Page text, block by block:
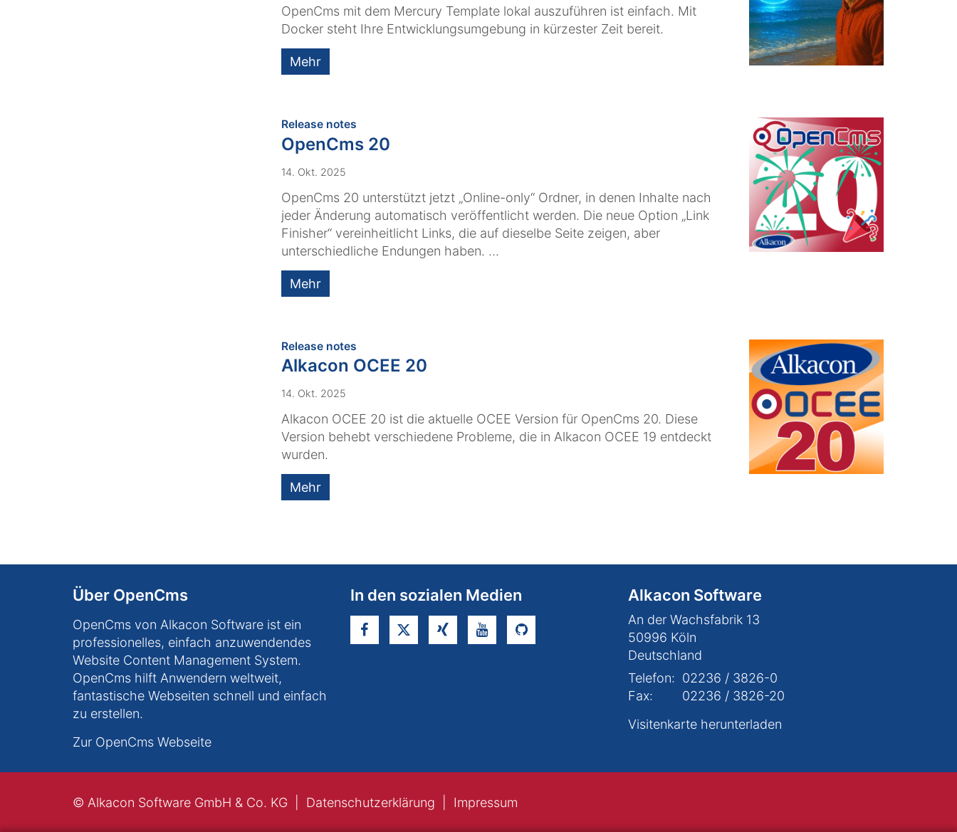
OpenCms mit dem Mercury Template lokal auszuführen ist einfach. Mit
Docker steht Ihre Entwicklungsumgebung in kürzester Zeit bereit.
Mehr
Release notes:
OpenCms 20
14. Okt. 2025
OpenCms 20 unterstützt jetzt „Online-only“ Ordner, in denen Inhalte nach
jeder Änderung automatisch veröffentlicht werden. Die neue Option „Link
Finisher“ vereinheitlicht Links, die auf dieselbe Seite zeigen, aber
unterschiedliche Endungen haben. ...
Mehr
Release notes:
Alkacon OCEE 20
14. Okt. 2025
Alkacon OCEE 20 ist die aktuelle OCEE Version für OpenCms 20. Diese
Version behebt verschiedene Probleme, die in Alkacon OCEE 19 entdeckt
wurden.
Mehr
Über OpenCms
OpenCms von Alkacon Software ist ein
professionelles, einfach anzuwendendes
Website Content Management System.
OpenCms hilft Anwendern weltweit,
fantastische Webseiten schnell und einfach
zu erstellen.
Zur OpenCms Webseite
In den sozialen Medien Alkacon Software
An der Wachsfabrik 13
50996 Köln
Deutschland
Telefon: 02236 / 3826-0
Fax:
02236 / 3826-20
Visitenkarte herunterladen
© Alkacon Software GmbH & Co. KG Datenschutzerklärung Impressum